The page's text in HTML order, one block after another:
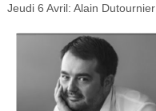
Jeudi 6 Avril: Alain Dutournier